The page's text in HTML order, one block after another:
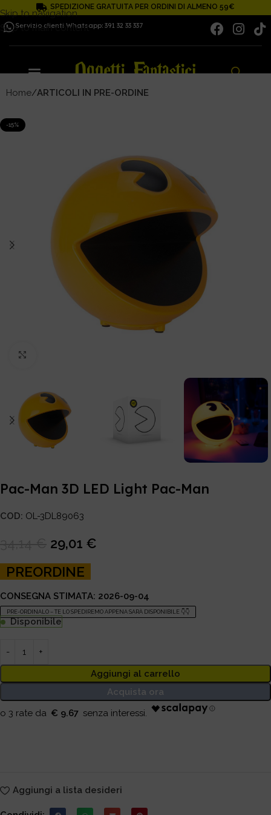
Skip to navigation
Skip to main content
SPEDIZIONE GRATUITA PER ORDINI DI ALMENO 59€
Servizio clienti Whatsapp: 391 32 33 337
Home ARTICOLI IN PRE-ORDINE
-15%
Pac-Man 3D LED Light Pac-Man
COD: OL-3DL89063
29,01 €
PREORDINE
CONSEGNA STIMATA: 2026-09-04
PRE-ORDINALO – TE LO SPEDIREMO APPENA SARÀ DISPONIBILE 👇👇
Disponibile
Aggiungi al carrello
Acquista ora
€ 9.67
Aggiungi a lista desideri